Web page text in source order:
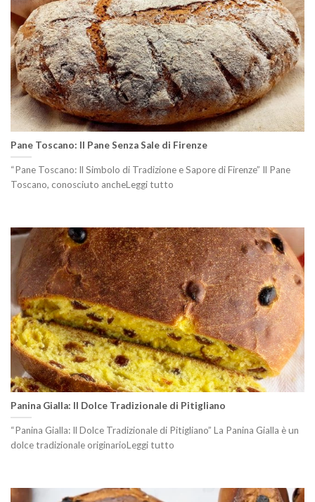
Pane Toscano: Il Pane Senza Sale di Firenze
“Pane Toscano: Il Simbolo di Tradizione e Sapore di Firenze” Il Pane
Toscano, conosciuto ancheLeggi tutto
Panina Gialla: Il Dolce Tradizionale di Pitigliano
“Panina Gialla: Il Dolce Tradizionale di Pitigliano” La Panina Gialla è un
dolce tradizionale originarioLeggi tutto